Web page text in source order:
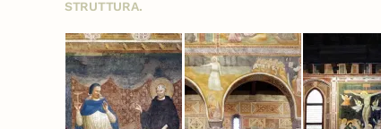
STRUTTURA.